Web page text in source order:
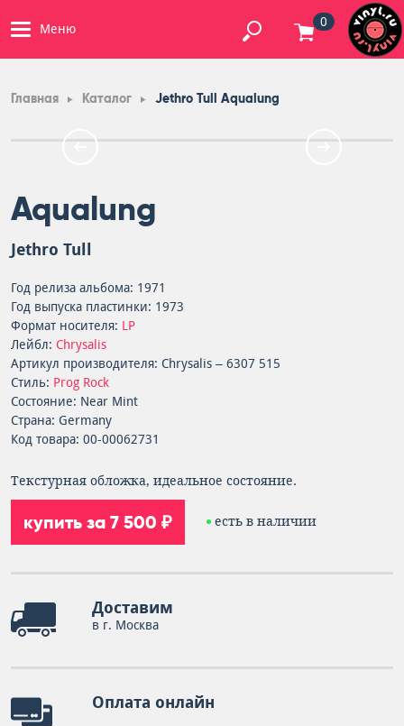
Меню 0
Главная Каталог Jethro Tull Aqualung
Aqualung
Jethro Tull
Год релиза альбома: 1971
Год выпуска пластинки: 1973
Формат носителя: LP
Лейбл: Chrysalis
Артикул производителя: Chrysalis – 6307 515
Стиль: Prog Rock
Состояние: Near Mint
Страна: Germany
Код товара: 00-00062731
Текстурная обложка, идеальное состояние.
купить за 7 500 ₽ есть в наличии
Доставим
в г. Москва
Оплата онлайн